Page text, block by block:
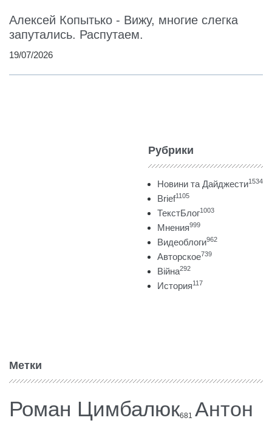
Алексей Копытько - Вижу, многие слегка
запутались. Распутаем.
19/07/2026
Рубрики
Новини та Дайджести1534
Brief1105
ТекстБлог1003
Мнения999
Видеоблоги962
Авторское739
Війна292
История117
Метки
Роман Цимбалюк681 Антон